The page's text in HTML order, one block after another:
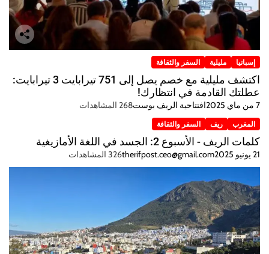
إسبانيا مليلية السفر والثقافة
اكتشف مليلية مع خصم يصل إلى 751 تيرابايت 3 تيرابايت:
عطلتك القادمة في انتظارك!
7 من ماي 2025 افتتاحية الريف بوست268 المشاهدات
المغرب ريف السفر والثقافة
كلمات الريف - الأسبوع 2: الجسد في اللغة الأمازيغية
21 يونيو 2025 therifpost.ceo@gmail.com326 المشاهدات